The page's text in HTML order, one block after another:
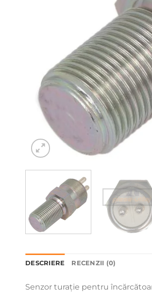
DESCRIERE RECENZII (0)
Senzor turație pentru încărcătoare